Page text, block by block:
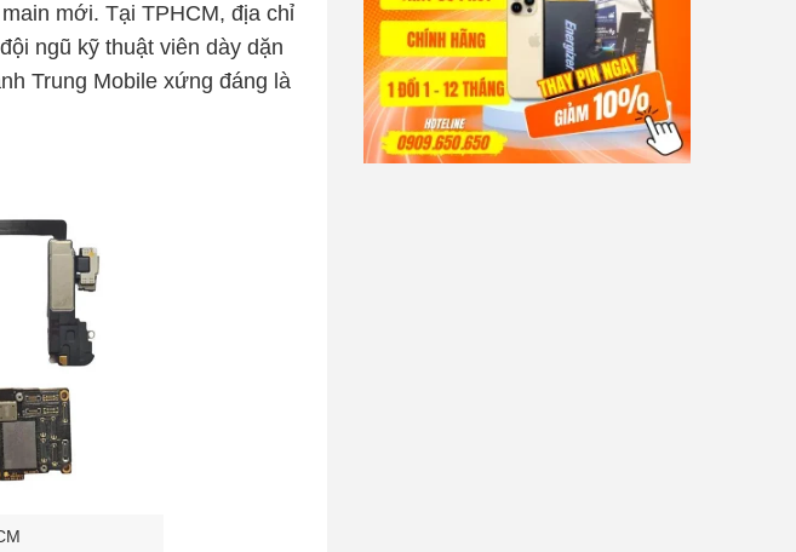
mới. Tại TPHCM, địa chỉ
ngũ kỹ thuật viên dày dặn
Trung Mobile xứng đáng là